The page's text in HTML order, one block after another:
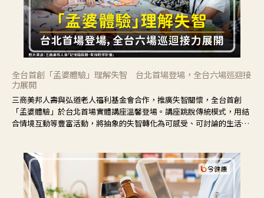
全台首創「孟婆體驗」理解失智 台北首場登場，全台六場巡迴接
力展開
三商美邦人壽與弘道老人福利基金會合作，推廣失智關懷，全台首創
「孟婆體驗」於台北首場實體講座溫馨登場。講座跳脫傳統模式，用結
合情境互動等豐富活動，將抽象的失智轉化為可感受、可討論的生活情